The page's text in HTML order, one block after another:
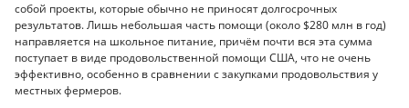
собой проекты, которые обычно не приносят долгосрочных
результатов. Лишь небольшая часть помощи (около $280 млн в год)
направляется на школьное питание, причём почти вся эта сумма
поступает в виде продовольственной помощи США, что не очень
эффективно, особенно в сравнении с закупками продовольствия у
местных фермеров.